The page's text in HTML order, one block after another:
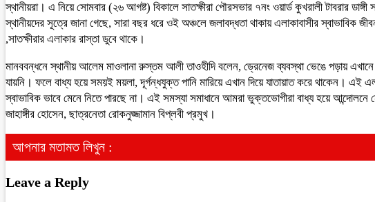
স্থানীয়রা। এ নিয়ে সোমবার (২৬ আগষ্ট) বিকালে সাতক্ষীরা পৌরসভার ৭নং ওয়ার্ড কুখরালী টাবরার
স্থানীয়দের সূত্রে জানা গেছে, সারা বছর ধরে ওই অঞ্চলে জলাবদ্ধতা থাকায় এলাকাবাসীর
,সাতক্ষীরার এলাকার রাস্তা ডুবে থাকে।
মানববন্ধনে স্থানীয় আলেম মাওলানা রুস্তম আলী তাওহীদি বলেন, ড্রেনেজ ব্যবস্থা ভেঙে পড়ায়
যায়নি। ফলে বাধ্য হয়ে সময়ই ময়লা, দূর্গন্ধযুক্ত পানি মারিয়ে এখান দিয়ে যাতায়াত করে থাকেন। এই
স্বাভাবিক ভাবে মেনে নিতে পারছে না। এই সমস্যা সমাধানে আমরা ভুক্তভোগীরা বাধ্য হয়ে
জাহাঙ্গীর হোসেন, ছাত্রনেতা রোকনুজ্জামান বিপ্লবী প্রমুখ।
আপনার মতামত লিখুন :
Leave a Reply